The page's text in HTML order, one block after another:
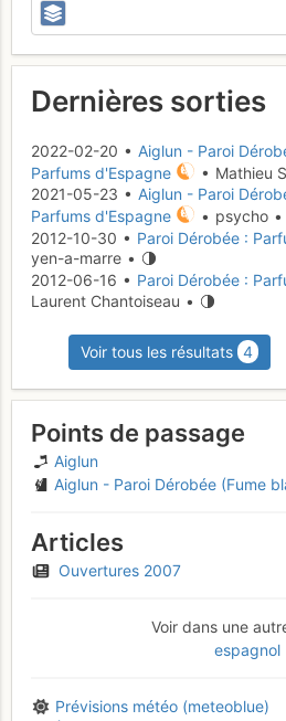
Dernières sorties
2022-02-20 • Aiglun - Paroi
Parfums d'Espagne
• Mathieu
2021-05-23 • Aiglun - Paroi
Parfums d'Espagne
• psycho •
2012-10-30 • Paroi Dérobée :
yen-a-marre •
2012-06-16 • Paroi Dérobée :
Laurent Chantoiseau •
Voir tous les résultats 4
Points de passage
Aiglun
Aiglun - Paroi Dérobée (Fume
Articles
Ouvertures 2007
Voir dans une
espagnol
Prévisions météo (meteoblue)